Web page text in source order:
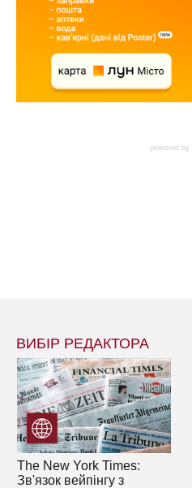
powered by
ВИБІР РЕДАКТОРА
The New York Times:
Зв'язок вейпінгу з